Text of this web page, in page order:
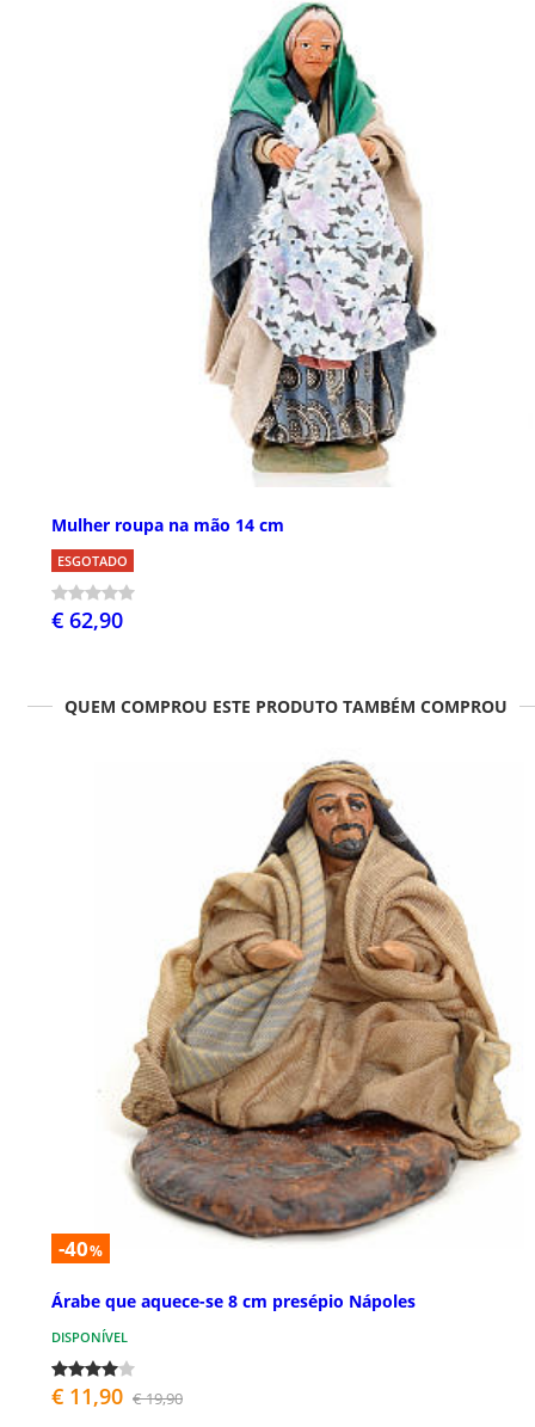
Mulher roupa na mão 14 cm
ESGOTADO
€ 62,90
QUEM COMPROU ESTE PRODUTO TAMBÉM COMPROU
-40%
Árabe que aquece-se 8 cm presépio Nápoles
DISPONÍVEL
€ 11,90 € 19,90